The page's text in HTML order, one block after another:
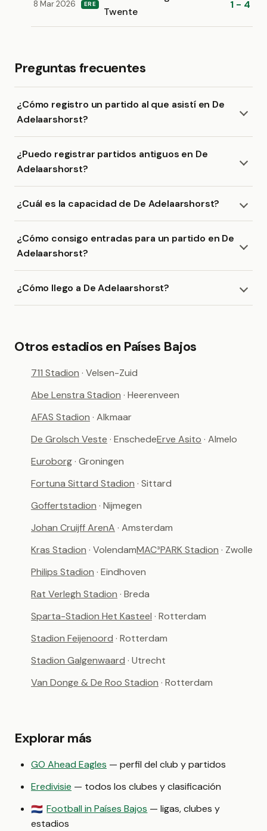
8 Mar 2026 ERE
Twente
1 - 4
Preguntas frecuentes
¿Cómo registro un partido al que asistí en De
Adelaarshorst?
¿Puedo registrar partidos antiguos en De
Adelaarshorst?
¿Cuál es la capacidad de De Adelaarshorst?
¿Cómo consigo entradas para un partido en De
Adelaarshorst?
¿Cómo llego a De Adelaarshorst?
Otros estadios en Países Bajos
711 Stadion · Velsen-Zuid
Abe Lenstra Stadion · Heerenveen
AFAS Stadion · Alkmaar
De Grolsch Veste · EnschedeErve Asito · Almelo
Euroborg· Groningen
Fortuna Sittard Stadion · Sittard
Goffertstadion · Nijmegen
Johan Cruijff ArenA · Amsterdam
Kras Stadion · VolendamMAC³PARK Stadion · Zwolle
Philips Stadion · Eindhoven
Rat Verlegh Stadion · Breda
Sparta-Stadion Het Kasteel · Rotterdam
Stadion Feijenoord · Rotterdam
Stadion Galgenwaard · Utrecht
Van Donge & De Roo Stadion · Rotterdam
Explorar más
GO Ahead Eagles — perfil del club y partidos
Eredivisie — todos los clubes y clasificación
🇳🇱 Football in Países Bajos — ligas, clubes y
estadios